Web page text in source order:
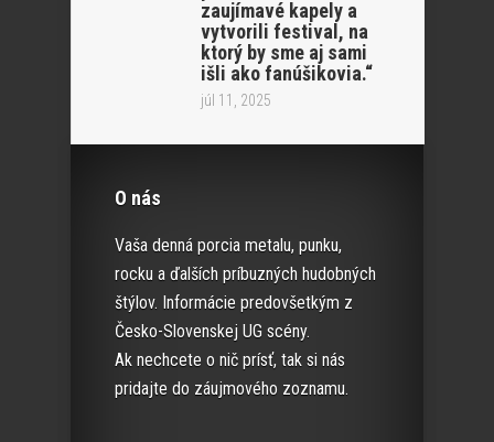
zaujímavé kapely a
vytvorili festival, na
ktorý by sme aj sami
išli ako fanúšikovia.“
júl 11, 2025
O nás
Vaša denná porcia metalu, punku,
rocku a ďalších príbuzných hudobných
štýlov. Informácie predovšetkým z
Česko-Slovenskej UG scény.
Ak nechcete o nič prísť, tak si nás
pridajte do záujmového zoznamu.